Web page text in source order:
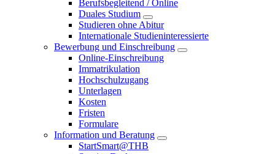
Berufsbegleitend / Online
Duales Studium
Studieren ohne Abitur
Internationale Studieninteressierte
Bewerbung und Einschreibung
Online-Einschreibung
Immatrikulation
Hochschulzugang
Unterlagen
Kosten
Fristen
Formulare
Information und Beratung
StartSmart@THB